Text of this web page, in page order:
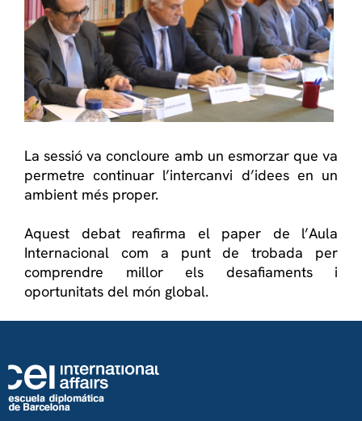
La sessió va concloure amb un esmorzar que va
permetre continuar l’intercanvi d’idees en un
ambient més proper.
Aquest debat reafirma el paper de l’Aula
Internacional com a punt de trobada per
comprendre millor els desafiaments i
oportunitats del món global.